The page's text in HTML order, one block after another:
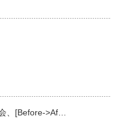
、[Before->Af…